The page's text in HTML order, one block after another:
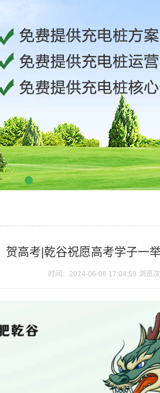
贺高考|乾谷祝愿高考学子一
时间：2024-06-06 17:04:59 浏览